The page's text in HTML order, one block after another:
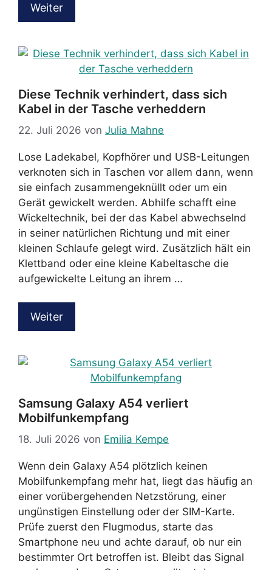
Weiter
Diese Technik verhindert, dass sich
Kabel in der Tasche verheddern
22. Juli 2026 von Julia Mahne
Lose Ladekabel, Kopfhörer und USB-Leitungen
verknoten sich in Taschen vor allem dann, wenn
sie einfach zusammengeknüllt oder um ein
Gerät gewickelt werden. Abhilfe schafft eine
Wickeltechnik, bei der das Kabel abwechselnd
in seiner natürlichen Richtung und mit einer
kleinen Schlaufe gelegt wird. Zusätzlich hält ein
Klettband oder eine kleine Kabeltasche die
aufgewickelte Leitung an ihrem …
Weiter
Samsung Galaxy A54 verliert
Mobilfunkempfang
18. Juli 2026 von Emilia Kempe
Wenn dein Galaxy A54 plötzlich keinen
Mobilfunkempfang mehr hat, liegt das häufig an
einer vorübergehenden Netzstörung, einer
ungünstigen Einstellung oder der SIM-Karte.
Prüfe zuerst den Flugmodus, starte das
Smartphone neu und achte darauf, ob nur ein
bestimmter Ort betroffen ist. Bleibt das Signal